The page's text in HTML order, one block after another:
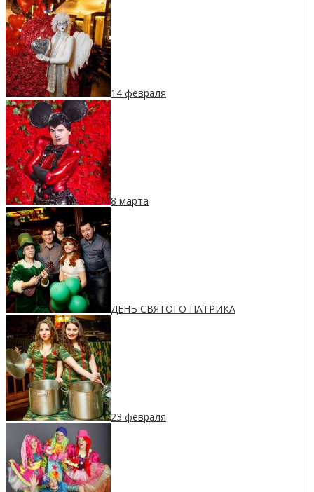
14 февраля
8 марта
ДЕНЬ СВЯТОГО ПАТРИКА
23 февраля